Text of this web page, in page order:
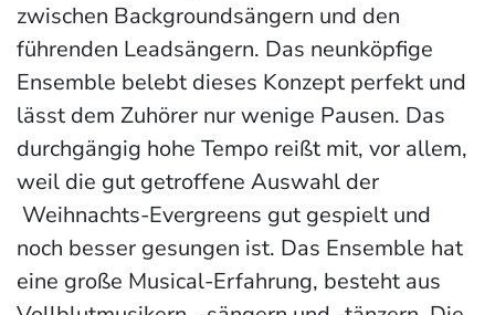
zwischen Backgroundsängern und den
führenden Leadsängern. Das neunköpfige
Ensemble belebt dieses Konzept perfekt und
lässt dem Zuhörer nur wenige Pausen. Das
durchgängig hohe Tempo reißt mit, vor allem,
weil die gut getroffene Auswahl der
Weihnachts-Evergreens gut gespielt und
noch besser gesungen ist. Das Ensemble hat
eine große Musical-Erfahrung, besteht aus